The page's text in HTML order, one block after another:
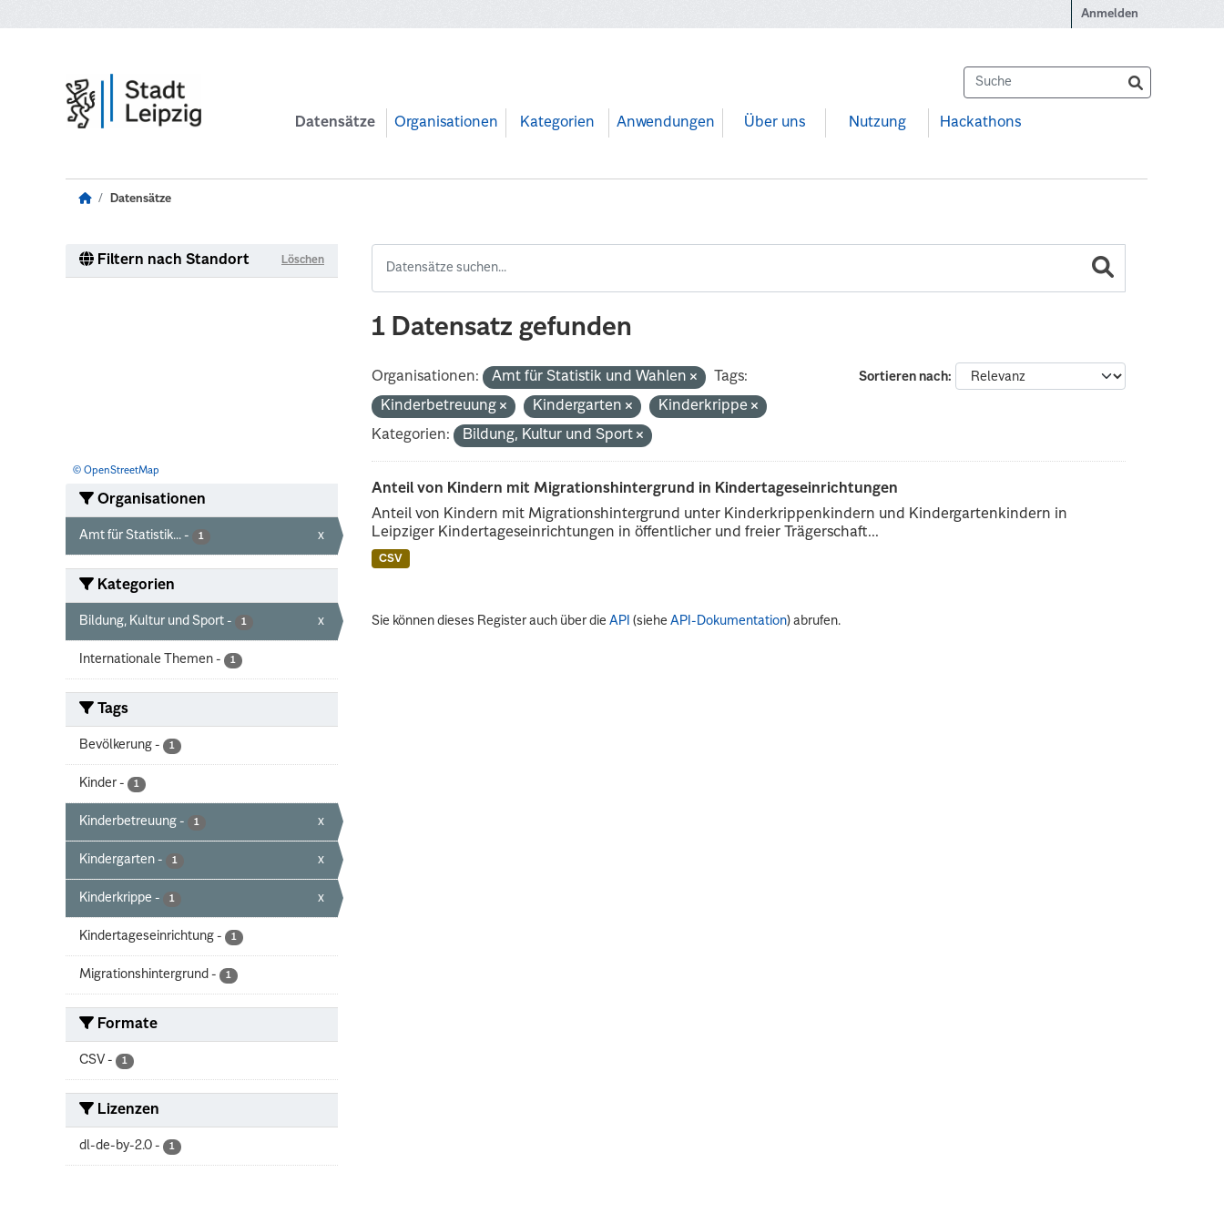
Anmelden
Datensätze Organisationen Kategorien Anwendungen Über uns Nutzung Hackathons
Datensätze
Filtern nach Standort Löschen
© OpenStreetMap
Organisationen
Amt für Statistik... - 1 x
Kategorien
Bildung, Kultur und Sport - 1 x
Internationale Themen - 1
Tags
Bevölkerung - 1
Kinder - 1
Kinderbetreuung - 1 x
Kindergarten - 1 x
Kinderkrippe - 1 x
Kindertageseinrichtung - 1
Migrationshintergrund - 1
Formate
CSV - 1
Lizenzen
dl-de-by-2.0 - 1
1 Datensatz gefunden
Sortieren nach
Organisationen: Amt für Statistik und Wahlen
Tags:
Kinderbetreuung
Kindergarten
Kinderkrippe
Kategorien:
Bildung, Kultur und Sport
Anteil von Kindern mit Migrationshintergrund in Kindertageseinrichtungen
Anteil von Kindern mit Migrationshintergrund unter Kinderkrippenkindern und Kindergartenkindern in
Leipziger Kindertageseinrichtungen in öffentlicher und freier Trägerschaft...
CSV
Sie können dieses Register auch über dieAPI (sieheAPI-Dokumentation) abrufen.